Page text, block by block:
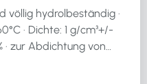
völlig hydrolbeständig ·
· Dichte: 1 g/cm³+/-
· zur Abdichtung von
Benzine, Petroleum,
Erdgas · minimum